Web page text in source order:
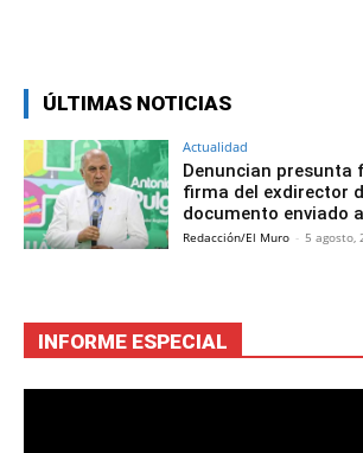
ÚLTIMAS NOTICIAS
Actualidad
Denuncian presunta
firma del exdirector
documento enviado
Redacción/El Muro - 5 agosto,
INFORME ESPECIAL